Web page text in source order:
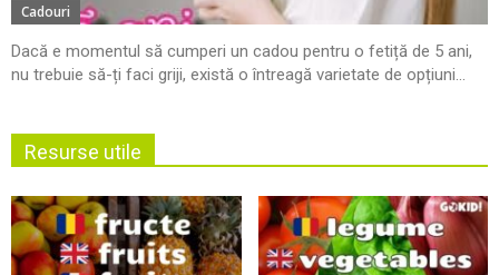
Cadouri
Dacă e momentul să cumperi un cadou pentru o fetiță de 5 ani,
nu trebuie să-ți faci griji, există o întreagă varietate de opțiuni...
Resurse utile